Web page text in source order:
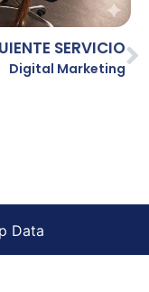
SERVICIO
Digital Marketing
Data